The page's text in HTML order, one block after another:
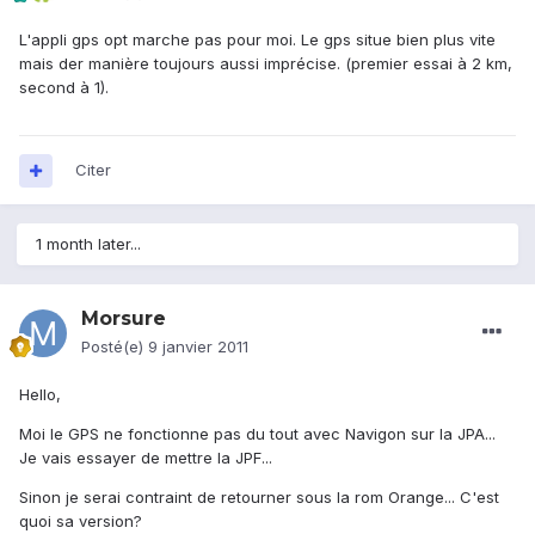
L'appli gps opt marche pas pour moi. Le gps situe bien plus vite
mais der manière toujours aussi imprécise. (premier essai à 2 km,
second à 1).
Citer
1 month later...
Morsure
Posté(e) 9 janvier 2011
Hello,
Moi le GPS ne fonctionne pas du tout avec Navigon sur la JPA...
Je vais essayer de mettre la JPF...
Sinon je serai contraint de retourner sous la rom Orange... C'est
quoi sa version?